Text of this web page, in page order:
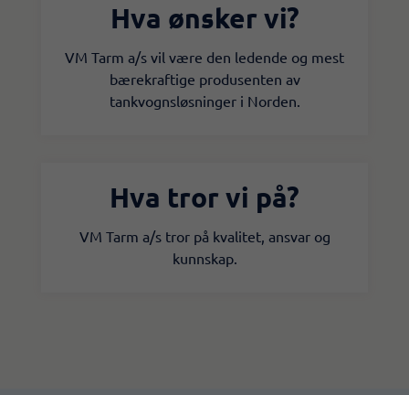
Hva ønsker vi?
VM Tarm a/s vil være den ledende og mest
bærekraftige produsenten av
tankvognsløsninger i Norden.
Hva tror vi på?
VM Tarm a/s tror på kvalitet, ansvar og
kunnskap.​